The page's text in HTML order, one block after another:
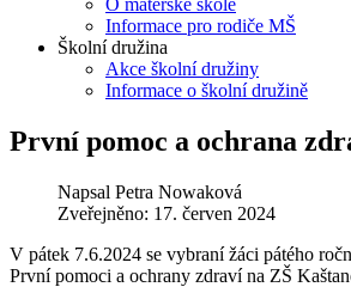
O mateřské škole
Informace pro rodiče MŠ
Školní družina
Akce školní družiny
Informace o školní družině
První pomoc a ochrana
Napsal Petra Nowaková
Zveřejněno: 17. červen 2024
V pátek 7.6.2024 se vybraní žáci pátého
První pomoci a ochrany zdraví na ZŠ